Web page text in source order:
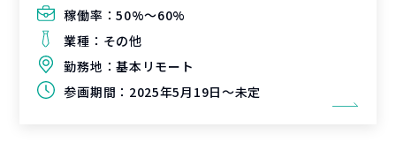
稼働率：50%〜60%
業種： その他
勤務地：基本リモート
参画期間： 2025年5月19日～未定